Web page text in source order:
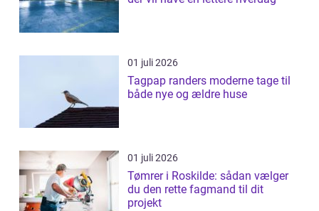
01 juli 2026
Tagpap randers moderne tage til
både nye og ældre huse
01 juli 2026
Tømrer i Roskilde: sådan vælger
du den rette fagmand til dit
projekt